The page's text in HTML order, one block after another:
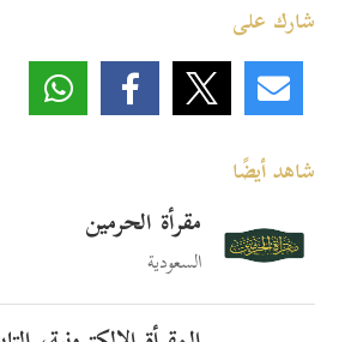
شارك على
شاهد أيضًا
مقرأة الحرمين
السعودية